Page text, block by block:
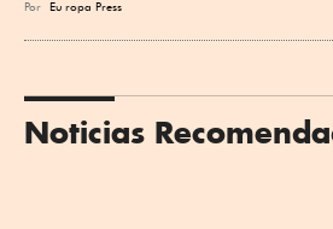
Por Eu ropa Press
Noticias